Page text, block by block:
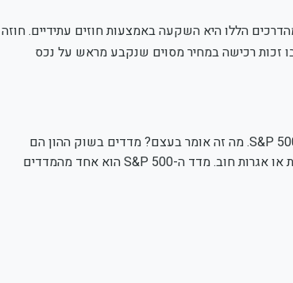
הללו היא השקעה באמצעות חוזים עתידיים. חוזה
זכות רכישה במחיר מסוים שנקבע מראש על נכס
כמעט כל מי שמתחיל להתעניין בשוק ההון והמניות נחשף למושג הזה, מדד ה-S&P 500. מה זה אומר בעצם? מדדים בשוק ההון הם
אמצעי שבעזרתו ניתן לשקף את הערך של קבוצת ניירות ערך מסוימים, כמו מניות או אגרות חוב. מדד ה-S&P 500 הוא אחד מהמדדים